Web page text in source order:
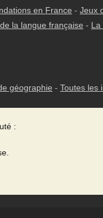
en France - Jeux
la langue française - La
géographie - Toutes les
: